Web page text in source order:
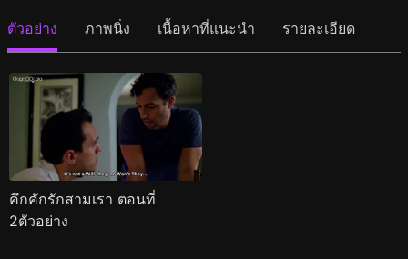
ตัวอย่าง ภาพนิ่ง เนื้อหาที่แนะนำ รายละเอียด
คึกคักรักสามเรา ตอนที่
2ตัวอย่าง